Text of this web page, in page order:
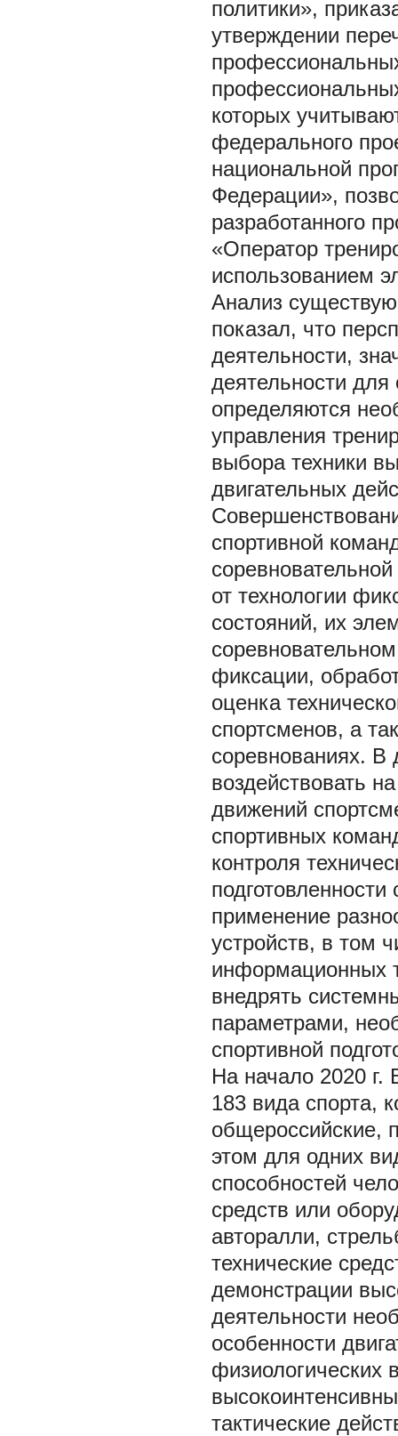
политики»,
утверждении
которых
федерального
национальной
Федерации»,
разработанного
«Оператор
использованием
Анализ
показал, что
деятельности,
деятельности для
определяются
управления
выбора техники
двигательных
спортивной
от технологии
состояний, их
фиксации,
оценка
спортсменов, а
соревнованиях. В
воздействовать
движений
спортивных
контроля
применение
устройств, в том
информационных
внедрять
параметрами,
спортивной
На начало 2020 г.
183 вида спорта,
общероссийские,
этом для одних
способностей
средств или
авторалли,
технические
демонстрации
деятельности
особенности
физиологических
тактические